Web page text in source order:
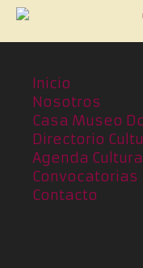
Inicio
Nosotros
Casa Museo
Directorio
Agenda
Convocatorias
Contacto